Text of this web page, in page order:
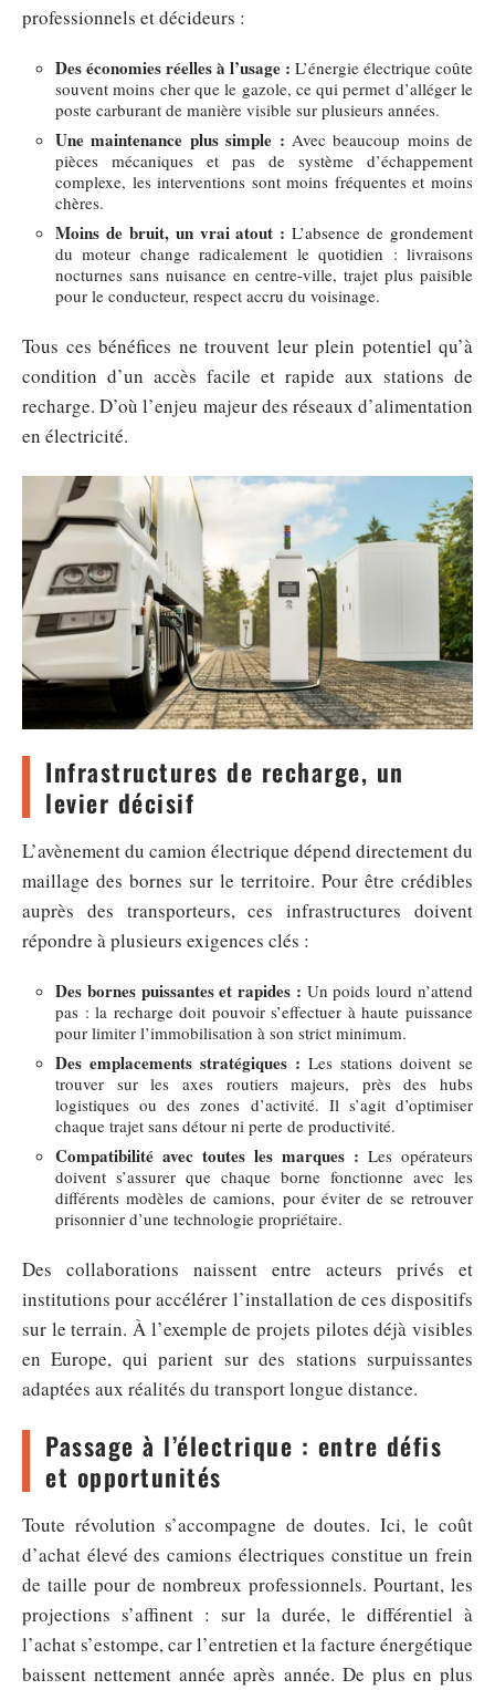
professionnels et décideurs :
Des économies réelles à l’usage : L’énergie électrique coûte
souvent moins cher que le gazole, ce qui permet d’alléger le
poste carburant de manière visible sur plusieurs années.
Une maintenance plus simple : Avec beaucoup moins de
pièces mécaniques et pas de système d’échappement
complexe, les interventions sont moins fréquentes et moins
chères.
Moins de bruit, un vrai atout : L’absence de grondement
du moteur change radicalement le quotidien : livraisons
nocturnes sans nuisance en centre-ville, trajet plus paisible
pour le conducteur, respect accru du voisinage.
Tous ces bénéfices ne trouvent leur plein potentiel qu’à
condition d’un accès facile et rapide aux stations de
recharge. D’où l’enjeu majeur des réseaux d’alimentation
en électricité.
Infrastructures de recharge, un
levier décisif
L’avènement du camion électrique dépend directement du
maillage des bornes sur le territoire. Pour être crédibles
auprès des transporteurs, ces infrastructures doivent
répondre à plusieurs exigences clés :
Des bornes puissantes et rapides : Un poids lourd n’attend
pas : la recharge doit pouvoir s’effectuer à haute puissance
pour limiter l’immobilisation à son strict minimum.
Des emplacements stratégiques : Les stations doivent se
trouver sur les axes routiers majeurs, près des hubs
logistiques ou des zones d’activité. Il s’agit d’optimiser
chaque trajet sans détour ni perte de productivité.
Compatibilité avec toutes les marques : Les opérateurs
doivent s’assurer que chaque borne fonctionne avec les
différents modèles de camions, pour éviter de se retrouver
prisonnier d’une technologie propriétaire.
Des collaborations naissent entre acteurs privés et
institutions pour accélérer l’installation de ces dispositifs
sur le terrain. À l’exemple de projets pilotes déjà visibles
en Europe, qui parient sur des stations surpuissantes
adaptées aux réalités du transport longue distance.
Passage à l’électrique : entre défis
et opportunités
Toute révolution s’accompagne de doutes. Ici, le coût
d’achat élevé des camions électriques constitue un frein
de taille pour de nombreux professionnels. Pourtant, les
projections s’affinent : sur la durée, le différentiel à
l’achat s’estompe, car l’entretien et la facture énergétique
baissent nettement année après année. De plus en plus